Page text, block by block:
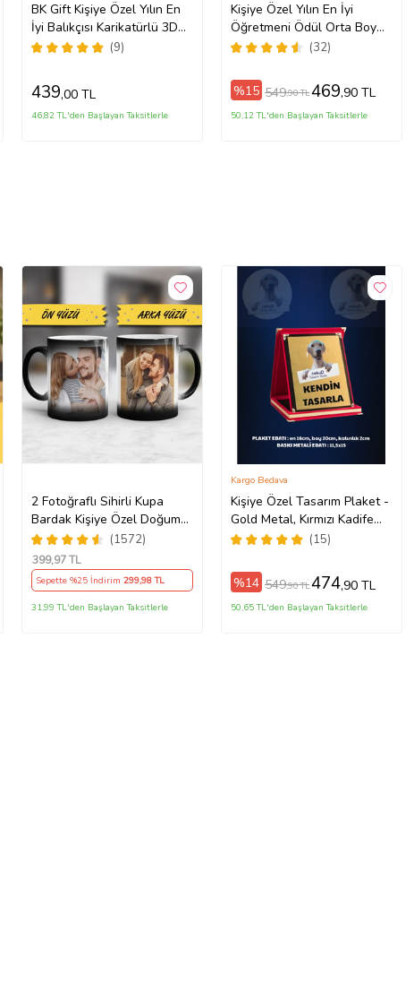
BK Gift Kişiye Özel Yılın En
İyi Balıkçısı Karikatürlü 3D
Ahşap Biblo Plaket
(9)
439,00 TL
46,82 TL'den Başlayan Taksitlerle
Kişiye Özel Yılın En İyi
Öğretmeni Ödül Orta Boy
Plaket
(32)
%15 549,90 TL469,90 TL
50,12 TL'den Başlayan Taksitlerle
2 Fotoğraflı Sihirli Kupa
Bardak Kişiye Özel Doğum
Günü Hediyesi Sevgiliye
Hediye Anneye Babaya
Ablaya Abiye Kız Erkek
Kardeşe Arkadaşa Resimli
Günü Yıl Dönümü Hediyesi
(1572)
399,97 TL
Sepette %25 İndirim299,98 TL
31,99 TL'den Başlayan Taksitlerle
Kişiye Özel Tasarım Plaket -
Gold Metal, Kırmızı Kadife
Kutulu / Kendin Tasarla
(15)
Kargo Bedava
%14 549,90 TL474,90 TL
50,65 TL'den Başlayan Taksitlerle